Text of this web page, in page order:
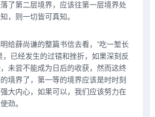
了第二层境界，应该往第一层境界处
，则一切皆可真知。
给薛尚谦的整篇书信去看，“吃一堑长
，已经发生的过错和挫折，如果深刻反
未尝不能成为日后的收获，然而这终
境界了，第一等的境界应该是时时刻
大内心，如果可以，我们应该努力在
劲。